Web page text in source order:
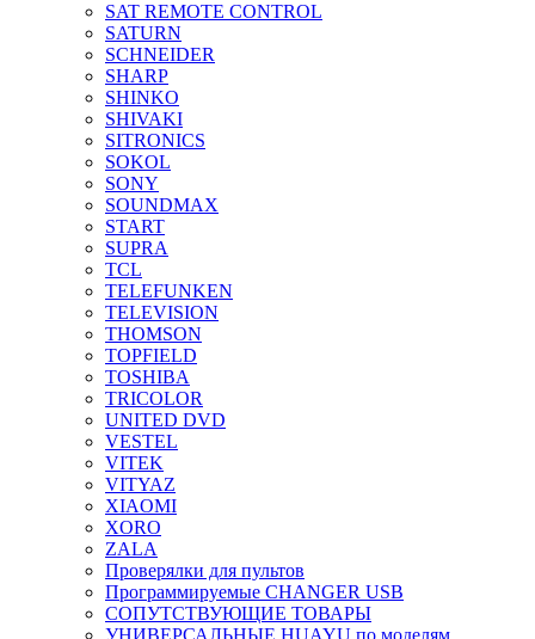
SAT REMOTE CONTROL
SATURN
SCHNEIDER
SHARP
SHINKO
SHIVAKI
SITRONICS
SOKOL
SONY
SOUNDMAX
START
SUPRA
TCL
TELEFUNKEN
TELEVISION
THOMSON
TOPFIELD
TOSHIBA
TRICOLOR
UNITED DVD
VESTEL
VITEK
VITYAZ
XIAOMI
XORO
ZALA
Проверялки для пультов
Программируемые CHANGER USB
СОПУТСТВУЮЩИЕ ТОВАРЫ